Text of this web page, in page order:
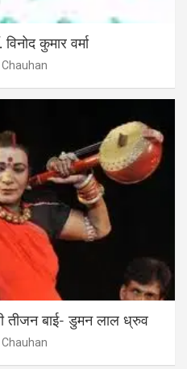
कुमार वर्मा
तीजन बाई- डुमन लाल ध्रुव